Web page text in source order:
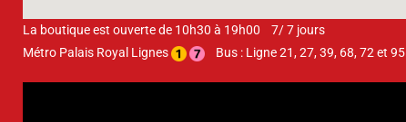
La boutique est ouverte de 10h30 à 19h00 7/ 7 jours
Métro Palais Royal Lignes
Bus : Ligne 21, 27, 39, 68, 72 et 95